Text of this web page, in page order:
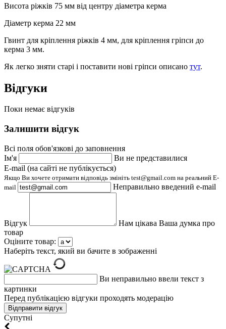
Висота ріжків 75 мм від центру діаметра керма
Діаметр керма 22 мм
Гвинт для кріплення ріжків 4 мм, для кріплення гріпси до
керма 3 мм.
Як легко зняти старі і поставити нові гріпси описано тут.
Відгуки
Поки немає відгуків
Залишити відгук
Всі поля обов'язкові до заповнення
Ім'я
Ви не представилися
E-mail (на сайті не публікується)
Якщо Ви хочете отримати відповідь змініть test@gmail.com на реальний E-
mail
Неправильно введений e-mail
Відгук
Нам цікава Ваша думка про
товар
Оціните товар:
Наберіть текст, який ви бачите в зображенні
Ви неправильно ввели текст з
картинки
Перед публікацією відгуки проходять модерацію
Супутні